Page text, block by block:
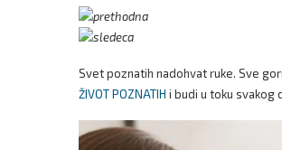
Svet poznatih nadohvat ruke. Sve
ŽIVOT POZNATIH i budi u toku svakog